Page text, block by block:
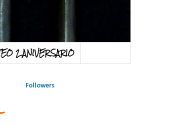
2 ANIVERSARIO
Followers